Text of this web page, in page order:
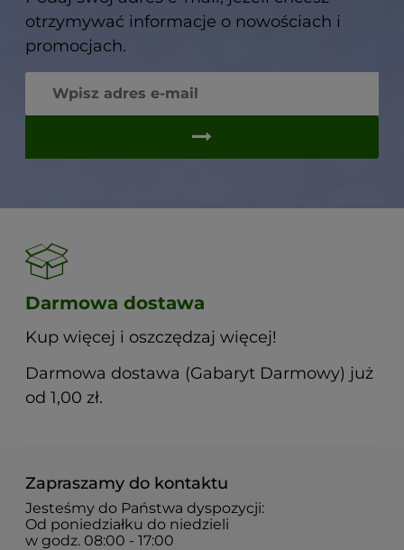
otrzymywać informacje o nowościach i
promocjach.
Darmowa dostawa
Kup więcej i oszczędzaj więcej!
Darmowa dostawa (Gabaryt Darmowy) już
od 1,00 zł.
Zapraszamy do kontaktu
Jesteśmy do Państwa dyspozycji:
Od poniedziałku do niedzieli
w godz. 08:00 - 17:00